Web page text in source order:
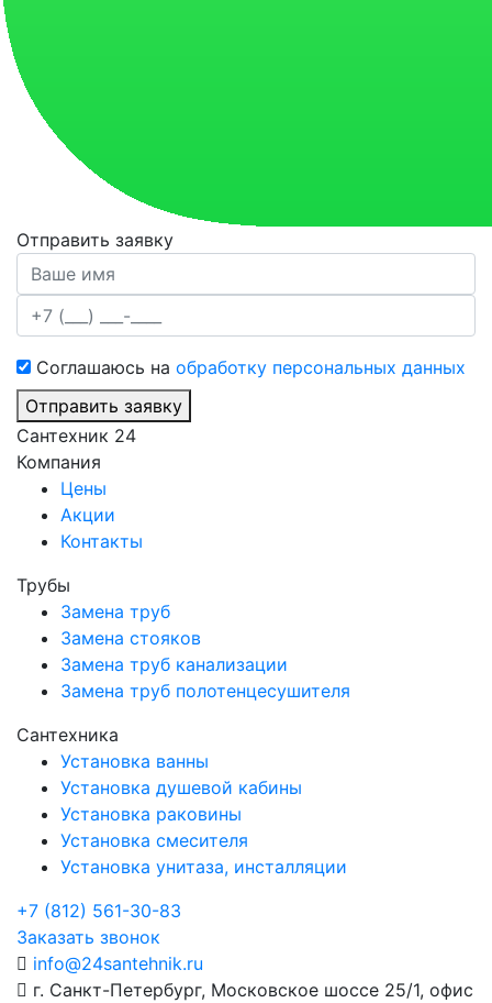
Отправить заявку
Соглашаюсь на обработку персональных данных
Отправить заявку
Сантехник 24
Компания
Цены
Акции
Контакты
Трубы
Замена труб
Замена стояков
Замена труб канализации
Замена труб полотенцесушителя
Сантехника
Установка ванны
Установка душевой кабины
Установка раковины
Установка смесителя
Установка унитаза, инсталляции
+7 (812) 561-30-83
Заказать звонок
info@24santehnik.ru
г. Санкт-Петербург, Московское шоссе 25/1, офис